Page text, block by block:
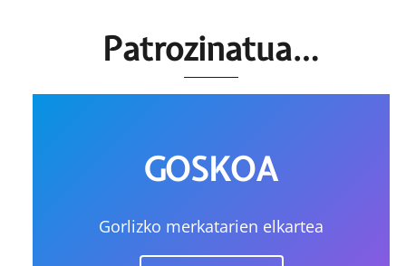
Patrozinatua…
GOSKOA
Gorlizko merkatarien elkartea